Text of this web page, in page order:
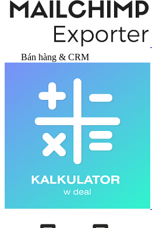
Bán hàng & CRM